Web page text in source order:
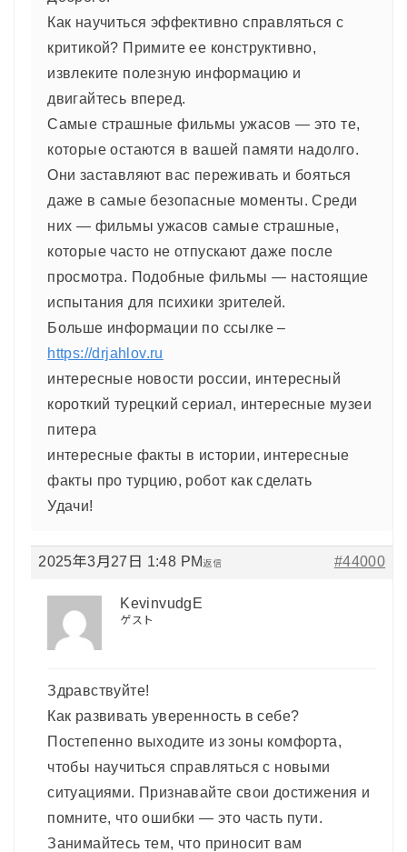
Как научиться эффективно справляться с
критикой? Примите ее конструктивно,
извлеките полезную информацию и
двигайтесь вперед.
Самые страшные фильмы ужасов — это те,
которые остаются в вашей памяти надолго.
Они заставляют вас переживать и бояться
даже в самые безопасные моменты. Среди
них — фильмы ужасов самые страшные,
которые часто не отпускают даже после
просмотра. Подобные фильмы — настоящие
испытания для психики зрителей.
Больше информации по ссылке –
https://drjahlov.ru
интересные новости россии, интересный
короткий турецкий сериал, интересные музеи
питера
интересные факты в истории, интересные
факты про турцию, робот как сделать
Удачи!
2025年3月27日 1:48 PM #44000
返信
KevinvudgE
ゲスト
Здравствуйте!
Как развивать уверенность в себе?
Постепенно выходите из зоны комфорта,
чтобы научиться справляться с новыми
ситуациями. Признавайте свои достижения и
помните, что ошибки — это часть пути.
Занимайтесь тем, что приносит вам